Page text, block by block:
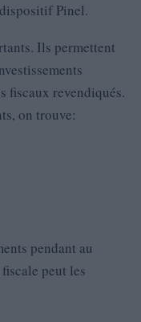
Pinel.
Ils permettent
fiscaux revendiqués.
on trouve:
pendant au
peut les